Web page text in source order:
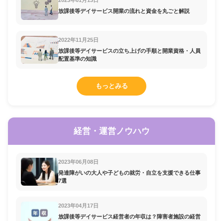
放課後等デイサービス開業の流れと資金を丸ごと解説
2022年11月25日
放課後等デイサービスの立ち上げの手順と開業資格・人員
配置基準の知識
もっとみる
経営・運営ノウハウ
2023年06月08日
発達障がいの大人や子どもの就労・自立を支援できる仕事
7選
2023年04月17日
放課後等デイサービス経営者の年収は？障害者施設の経営